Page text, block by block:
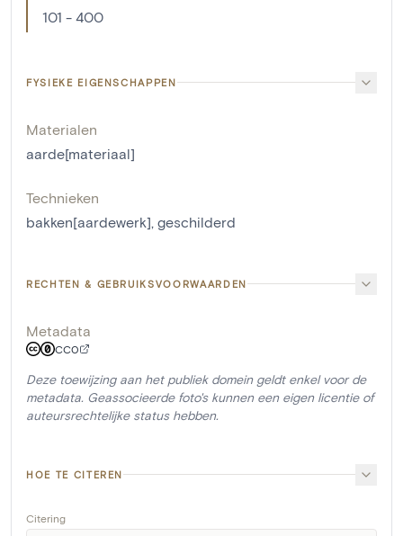
101 - 400
FYSIEKE EIGENSCHAPPEN
Materialen
aarde[materiaal]
Technieken
bakken[aardewerk], geschilderd
RECHTEN & GEBRUIKSVOORWAARDEN
Metadata
CC0
Deze toewijzing aan het publiek domein geldt enkel voor de
metadata. Geassocieerde foto's kunnen een eigen licentie of
auteursrechtelijke status hebben.
HOE TE CITEREN
Citering